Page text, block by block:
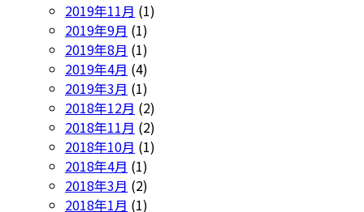
2019年11月 (1)
2019年9月 (1)
2019年8月 (1)
2019年4月 (4)
2019年3月 (1)
2018年12月 (2)
2018年11月 (2)
2018年10月 (1)
2018年4月 (1)
2018年3月 (2)
2018年1月 (1)